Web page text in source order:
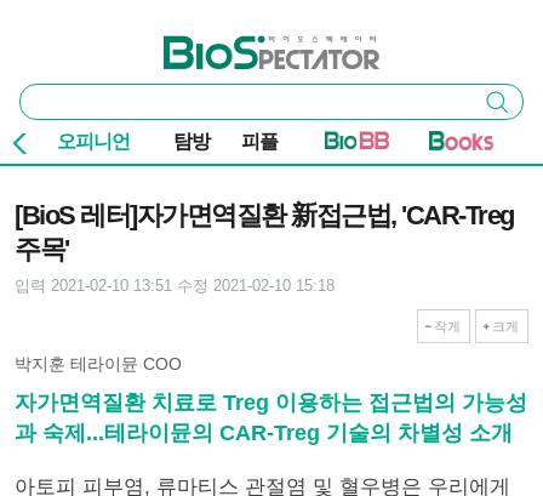
바이오스펙테이터
통
합
검
색
검색
오피니언 탐방 피플
[BioS 레터]자가면역질환 新접근법, 'CAR-Treg
주목'
입력 2021-02-10 13:51 수정 2021-02-10 15:18
작게 크게
박지훈 테라이뮨 COO
자가면역질환 치료로 Treg 이용하는 접근법의 가능성
과 숙제...테라이뮨의 CAR-Treg 기술의 차별성 소개
아토피 피부염, 류마티스 관절염 및 혈우병은 우리에게